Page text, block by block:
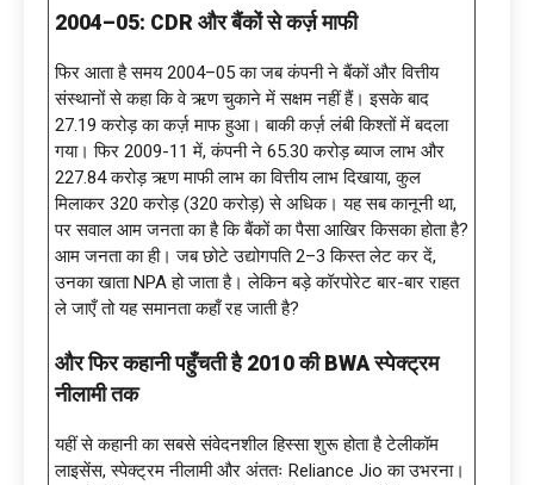
2004–05: CDR और बैंकों से कर्ज़ माफी
फिर आता है समय 2004–05 का जब कंपनी ने बैंकों और वित्तीय
संस्थानों से कहा कि वे ऋण चुकाने में सक्षम नहीं हैं। इसके बाद
₹27.19 करोड़ का कर्ज़ माफ हुआ। बाकी कर्ज़ लंबी किश्तों में बदला
गया। फिर 2009-11 में, कंपनी ने ₹65.30 करोड़ ब्याज लाभ और
₹227.84 करोड़ ऋण माफी लाभ का वित्तीय लाभ दिखाया, कुल
मिलाकर ₹320 करोड़ (₹320 करोड़) से अधिक। यह सब कानूनी था,
पर सवाल आम जनता का है कि बैंकों का पैसा आखिर किसका होता है?
आम जनता का ही। जब छोटे उद्योगपति 2–3 किस्त लेट कर दें,
उनका खाता NPA हो जाता है। लेकिन बड़े कॉरपोरेट बार-बार राहत
ले जाएँ तो यह समानता कहाँ रह जाती है?
और फिर कहानी पहुँचती है 2010 की BWA स्पेक्ट्रम
नीलामी तक
यहीं से कहानी का सबसे संवेदनशील हिस्सा शुरू होता है टेलीकॉम
लाइसेंस, स्पेक्ट्रम नीलामी और अंततः Reliance Jio का उभरना।